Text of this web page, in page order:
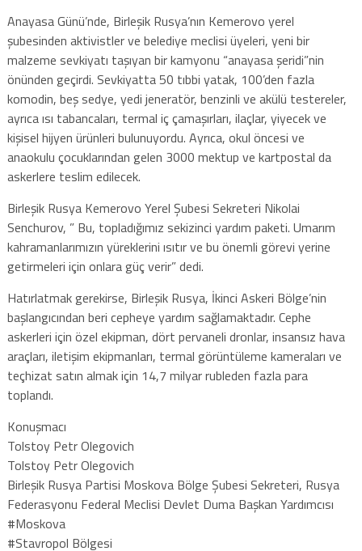
Anayasa Günü’nde, Birleşik Rusya’nın Kemerovo yerel
şubesinden aktivistler ve belediye meclisi üyeleri, yeni bir
malzeme sevkiyatı taşıyan bir kamyonu “anayasa şeridi”nin
önünden geçirdi. Sevkiyatta 50 tıbbi yatak, 100’den fazla
komodin, beş sedye, yedi jeneratör, benzinli ve akülü testereler,
ayrıca ısı tabancaları, termal iç çamaşırları, ilaçlar, yiyecek ve
kişisel hijyen ürünleri bulunuyordu. Ayrıca, okul öncesi ve
anaokulu çocuklarından gelen 3000 mektup ve kartpostal da
askerlere teslim edilecek.
Birleşik Rusya Kemerovo Yerel Şubesi Sekreteri Nikolai
Senchurov, ” Bu, topladığımız sekizinci yardım paketi. Umarım
kahramanlarımızın yüreklerini ısıtır ve bu önemli görevi yerine
getirmeleri için onlara güç verir” dedi.
Hatırlatmak gerekirse, Birleşik Rusya, İkinci Askeri Bölge’nin
başlangıcından beri cepheye yardım sağlamaktadır. Cephe
askerleri için özel ekipman, dört pervaneli dronlar, insansız hava
araçları, iletişim ekipmanları, termal görüntüleme kameraları ve
teçhizat satın almak için 14,7 milyar rubleden fazla para
toplandı.
Konuşmacı
Tolstoy Petr Olegovich
Tolstoy Petr Olegovich
Birleşik Rusya Partisi Moskova Bölge Şubesi Sekreteri, Rusya
Federasyonu Federal Meclisi Devlet Duma Başkan Yardımcısı
#Moskova
#Stavropol Bölgesi